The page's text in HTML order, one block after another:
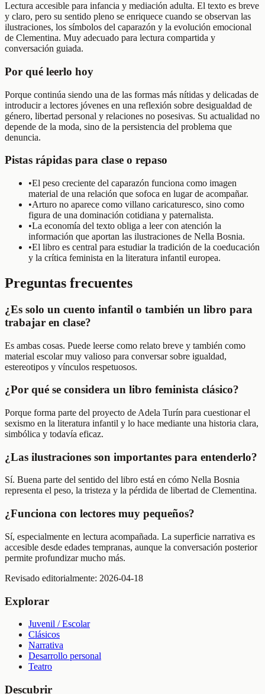
Lectura accesible para infancia y mediación adulta. El texto es breve
y claro, pero su sentido pleno se enriquece cuando se observan las
ilustraciones, los símbolos del caparazón y la evolución emocional
de Clementina. Muy adecuado para lectura compartida y
conversación guiada.
Por qué leerlo hoy
Porque continúa siendo una de las formas más nítidas y delicadas de
introducir a lectores jóvenes en una reflexión sobre desigualdad de
género, libertad personal y relaciones no posesivas. Su actualidad no
depende de la moda, sino de la persistencia del problema que
denuncia.
Pistas rápidas para clase o repaso
•El peso creciente del caparazón funciona como imagen
material de una relación que sofoca en lugar de acompañar.
•Arturo no aparece como villano caricaturesco, sino como
figura de una dominación cotidiana y paternalista.
•La economía del texto obliga a leer con atención la
información que aportan las ilustraciones de Nella Bosnia.
•El libro es central para estudiar la tradición de la coeducación
y la crítica feminista en la literatura infantil europea.
Preguntas frecuentes
¿Es solo un cuento infantil o también un libro para
trabajar en clase?
Es ambas cosas. Puede leerse como relato breve y también como
material escolar muy valioso para conversar sobre igualdad,
estereotipos y vínculos respetuosos.
¿Por qué se considera un libro feminista clásico?
Porque forma parte del proyecto de Adela Turín para cuestionar el
sexismo en la literatura infantil y lo hace mediante una historia clara,
simbólica y todavía eficaz.
¿Las ilustraciones son importantes para entenderlo?
Sí. Buena parte del sentido del libro está en cómo Nella Bosnia
representa el peso, la tristeza y la pérdida de libertad de Clementina.
¿Funciona con lectores muy pequeños?
Sí, especialmente en lectura acompañada. La superficie narrativa es
accesible desde edades tempranas, aunque la conversación posterior
permite profundizar mucho más.
Revisado editorialmente: 2026-04-18
Explorar
Juvenil / Escolar
Clásicos
Narrativa
Desarrollo personal
Teatro
Descubrir